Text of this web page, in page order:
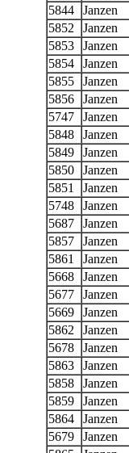
5844
Janzen
5852
Janzen
5853
Janzen
5854
Janzen
5855
Janzen
5856
Janzen
5747
Janzen
5848
Janzen
5849
Janzen
5850
Janzen
5851
Janzen
5748
Janzen
5687
Janzen
5857
Janzen
5861
Janzen
5668
Janzen
5677
Janzen
5669
Janzen
5862
Janzen
5678
Janzen
5863
Janzen
5858
Janzen
5859
Janzen
5864
Janzen
5679
Janzen